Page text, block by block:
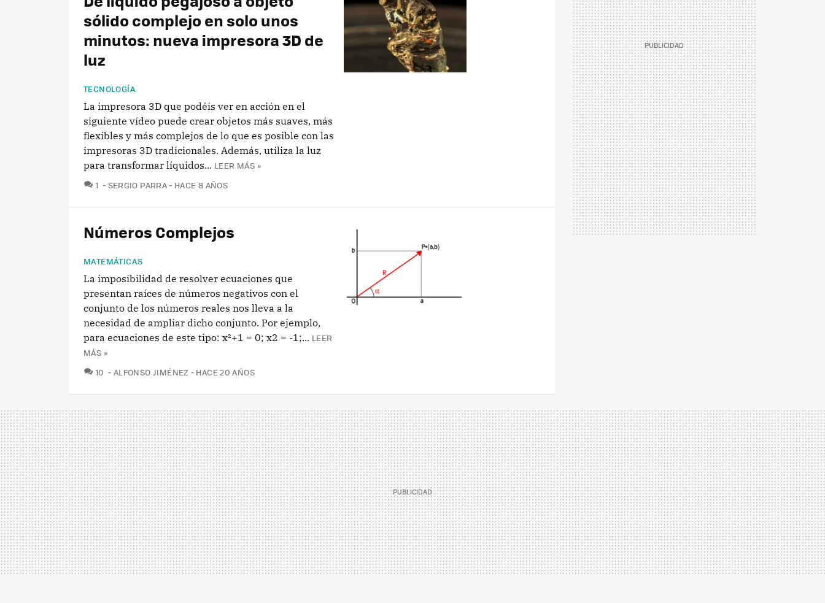
sólido complejo en solo unos
minutos: nueva impresora 3D de
luz
TECNOLOGÍA
La impresora 3D que podéis ver en acción en el
siguiente vídeo puede crear objetos más suaves, más
flexibles y más complejos de lo que es posible con las
impresoras 3D tradicionales. Además, utiliza la luz
para transformar líquidos... LEER MÁS »
1 COMENTARIOS
SERGIO PARRA HACE 8 AÑOS
Números Complejos
MATEMÁTICAS
La imposibilidad de resolver ecuaciones que
presentan raíces de números negativos con el
conjunto de los números reales nos lleva a la
necesidad de ampliar dicho conjunto. Por ejemplo,
para ecuaciones de este tipo: x²+1 = 0; x2 = -1;... LEER
MÁS »
10 COMENTARIOS
ALFONSO JIMÉNEZ HACE 20 AÑOS